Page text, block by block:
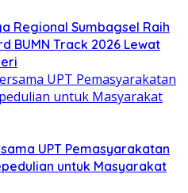
Regional Sumbagsel Raih
BUMN Track 2026 Lewat
UPT Pemasyarakatan
untuk Masyarakat